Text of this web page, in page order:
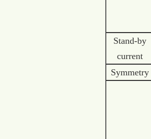
Stand-by
current
Symmetry